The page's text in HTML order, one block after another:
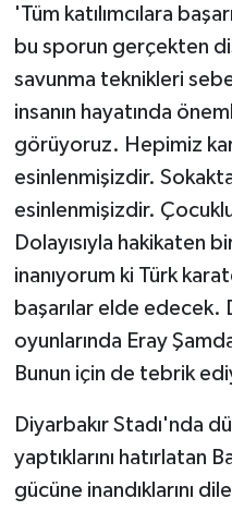
'Tüm katılımcılara
bu sporun gerçekten
savunma teknikleri
insanın hayatında
görüyoruz. Hepimiz
esinlenmişizdir.
esinlenmişizdir.
Dolayısıyla hakikaten
inanıyorum ki Türk
başarılar elde edecek.
oyunlarında Eray
Bunun için de tebrik
Diyarbakır Stadı'nda
yaptıklarını hatırlatan
gücüne inandıklarını